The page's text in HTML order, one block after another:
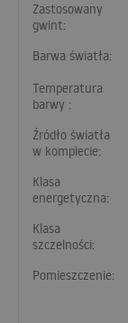
Zastosowany
gwint:
Barwa światła:
Temperatura
barwy :
Źródło światła
w komplecie:
Klasa
energetyczna:
Klasa
szczelności:
Pomieszczenie: